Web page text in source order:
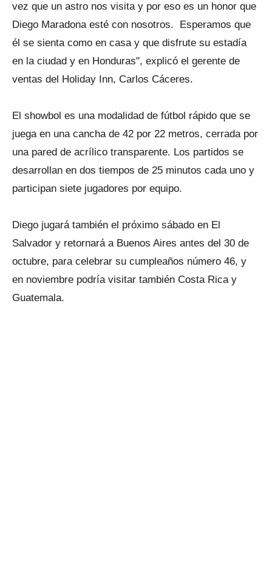
vez que un astro nos visita y por eso es un honor que
Diego Maradona esté con nosotros. Esperamos que
él se sienta como en casa y que disfrute su estadía
en la ciudad y en Honduras", explicó el gerente de
ventas del Holiday Inn, Carlos Cáceres.
El showbol es una modalidad de fútbol rápido que se
juega en una cancha de 42 por 22 metros, cerrada por
una pared de acrílico transparente. Los partidos se
desarrollan en dos tiempos de 25 minutos cada uno y
participan siete jugadores por equipo.
Diego jugará también el próximo sábado en El
Salvador y retornará a Buenos Aires antes del 30 de
octubre, para celebrar su cumpleaños número 46, y
en noviembre podría visitar también Costa Rica y
Guatemala.